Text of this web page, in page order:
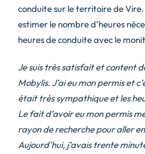
conduite sur le territoire de
estimer le nombre d’heures
heures de conduite avec le
Je suis très satisfait et content
Mobylis. J’ai eu mon permis et
était très sympathique et les
Le fait d’avoir eu mon permis
rayon de recherche pour aller
Aujourd’hui, j’avais trente